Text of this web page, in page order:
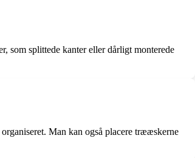
som splittede kanter eller dårligt monterede
Man kan også placere trææskerne